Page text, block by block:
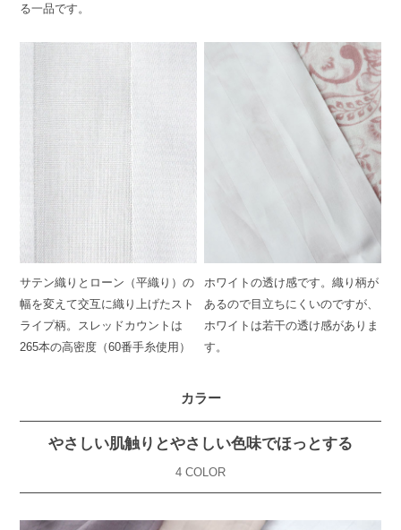
る一品です。
サテン織りとローン（平織り）の
幅を変えて交互に織り上げたスト
ライプ柄。スレッドカウントは
265本の高密度（60番手糸使用）
ホワイトの透け感です。織り柄が
あるので目立ちにくいのですが、
ホワイトは若干の透け感がありま
す。
カラー
やさしい肌触りとやさしい色味でほっとする
4 COLOR